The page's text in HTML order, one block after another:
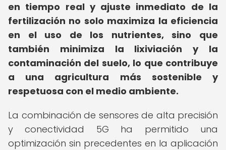
en tiempo real y ajuste inmediato de la
fertilización no solo maximiza la eficiencia
en el uso de los nutrientes, sino que
también minimiza la lixiviación y la
contaminación del suelo, lo que contribuye
a una agricultura más sostenible y
respetuosa con el medio ambiente.
La combinación de sensores de alta precisión
y conectividad 5G ha permitido una
optimización sin precedentes en la aplicación